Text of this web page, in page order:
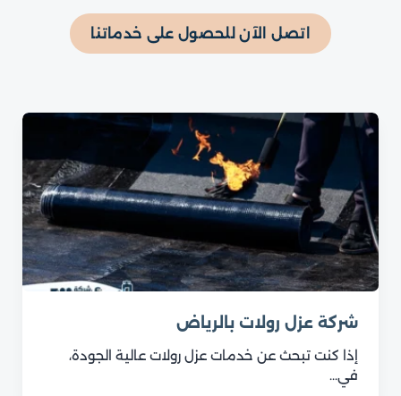
اتصل الآن للحصول على خدماتنا
شركة عزل رولات بالرياض
إذا كنت تبحث عن خدمات عزل رولات عالية الجودة،
في…